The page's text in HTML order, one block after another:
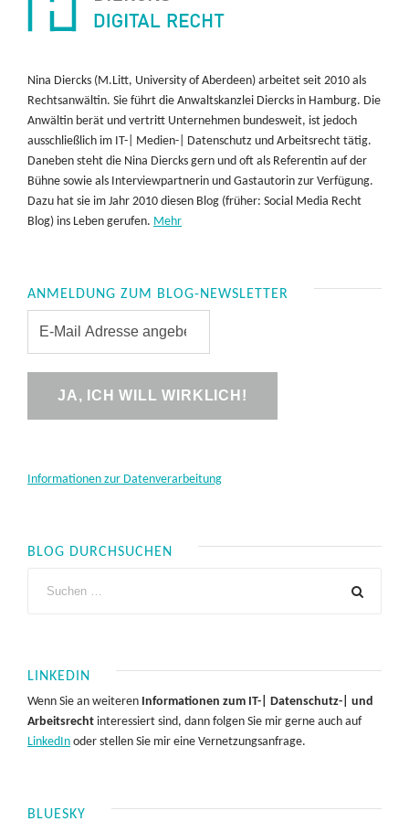
Nina Diercks (M.Litt, University of Aberdeen) arbeitet seit 2010 als
Rechtsanwältin. Sie führt die Anwaltskanzlei Diercks in Hamburg. Die
Anwältin berät und vertritt Unternehmen bundesweit, ist jedoch
ausschließlich im IT-| Medien-| Datenschutz und Arbeitsrecht tätig.
Daneben steht die Nina Diercks gern und oft als Referentin auf der
Bühne sowie als Interviewpartnerin und Gastautorin zur Verfügung.
Dazu hat sie im Jahr 2010 diesen Blog (früher: Social Media Recht
Blog) ins Leben gerufen. Mehr
ANMELDUNG ZUM BLOG-NEWSLETTER
Informationen zur Datenverarbeitung
BLOG DURCHSUCHEN
LINKEDIN
Wenn Sie an weiteren Informationen zum IT-| Datenschutz-| und
Arbeitsrecht interessiert sind, dann folgen Sie mir gerne auch auf
LinkedIn oder stellen Sie mir eine Vernetzungsanfrage.
BLUESKY